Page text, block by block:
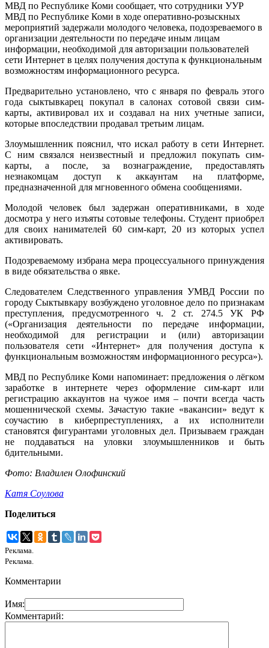
МВД по Республике Коми сообщает, что сотрудники УУР
МВД по Республике Коми в ходе оперативно-розыскных
мероприятий задержали молодого человека, подозреваемого в
организации деятельности по передаче иным лицам
информации, необходимой для авторизации пользователей
сети Интернет в целях получения доступа к функциональным
возможностям информационного ресурса.
Предварительно установлено, что с января по февраль этого
года сыктывкарец покупал в салонах сотовой связи сим-
карты, активировал их и создавал на них учетные записи,
которые впоследствии продавал третьим лицам.
Злоумышленник пояснил, что искал работу в сети Интернет.
С ним связался неизвестный и предложил покупать сим-
карты, а после, за вознаграждение, предоставлять
незнакомцам доступ к аккаунтам на платформе,
предназначенной для мгновенного обмена сообщениями.
Молодой человек был задержан оперативниками, в ходе
досмотра у него изъяты сотовые телефоны. Студент приобрел
для своих нанимателей 60 сим-карт, 20 из которых успел
активировать.
Подозреваемому избрана мера процессуального принуждения
в виде обязательства о явке.
Следователем Следственного управления УМВД России по
городу Сыктывкару возбуждено уголовное дело по признакам
преступления, предусмотренного ч. 2 ст. 274.5 УК РФ
(«Организация деятельности по передаче информации,
необходимой для регистрации и (или) авторизации
пользователя сети «Интернет» для получения доступа к
функциональным возможностям информационного ресурса»).
МВД по Республике Коми напоминает: предложения о лёгком
заработке в интернете через оформление сим-карт или
регистрацию аккаунтов на чужое имя – почти всегда часть
мошеннической схемы. Зачастую такие «вакансии» ведут к
соучастию в киберпреступлениях, а их исполнители
становятся фигурантами уголовных дел. Призываем граждан
не поддаваться на уловки злоумышленников и быть
бдительными.
Фото: Владилен Олофинский
Катя Соулова
Поделиться
Реклама.
Реклама.
Комментарии
Имя:
Комментарий: